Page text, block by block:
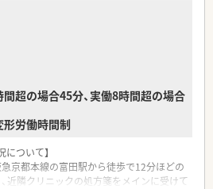
超の場合45分、実働8時間超の場合
労働時間制
について】
京都本線の富田駅から徒歩で12分ほどの
近隣クリニックの処方箋をメインに受けて